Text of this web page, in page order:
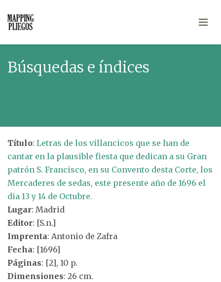
Búsquedas e índices
Título: Letras de los villancicos que se han de
cantar en la plausible fiesta que dedican a su Gran
patrón S. Francisco, en su Convento desta Corte, los
Mercaderes de sedas, este presente año de 1696 el
dia 13 y 14 de Octubre.
Lugar: Madrid
Editor: [S.n.]
Imprenta: Antonio de Zafra
Fecha: [1696]
Páginas: [2], 10 p.
Dimensiones: 26 cm.